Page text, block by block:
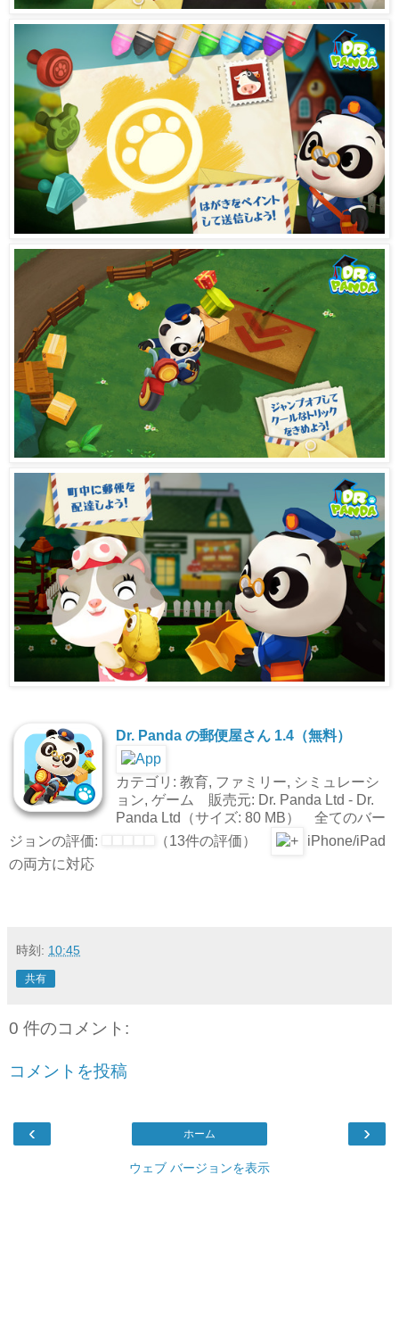
Dr. Panda の郵便屋さん 1.4（無料）
カテゴリ: 教育, ファミリー, シミュレーシ
ョン, ゲーム 販売元: Dr. Panda Ltd - Dr.
Panda Ltd（サイズ: 80 MB） 全てのバー
ジョンの評価:
（13件の評価）
iPhone/iPad
の両方に対応
時刻: 10:45
共有
0 件のコメント:
コメントを投稿
‹ ›
ホーム
ウェブ バージョンを表示